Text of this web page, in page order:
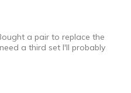
size
a pair to replace the
a third set I'll probably